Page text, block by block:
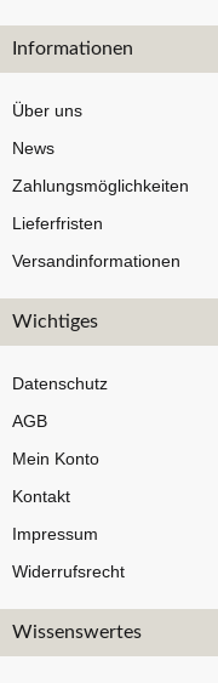
Informationen
Über uns
News
Zahlungsmöglichkeiten
Lieferfristen
Versandinformationen
Wichtiges
Datenschutz
AGB
Mein Konto
Kontakt
Impressum
Widerrufsrecht
Wissenswertes